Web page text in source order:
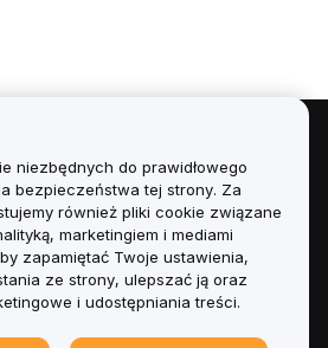
niezbędnych do prawidłowego
bezpieczeństwa tej strony. Za
również pliki cookie związane
marketingiem i mediami
zapamiętać Twoje ustawienia,
ze strony, ulepszać ją oraz
i udostępniania treści.